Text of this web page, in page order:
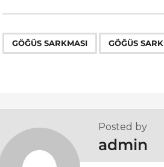
t
P
a
t
i
GÖĞÜS SARKMASI GÖĞÜS
Posted by
admin